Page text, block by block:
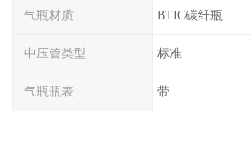
气瓶材质 BTIC碳纤瓶
中压管类型 标准
气瓶瓶表 带